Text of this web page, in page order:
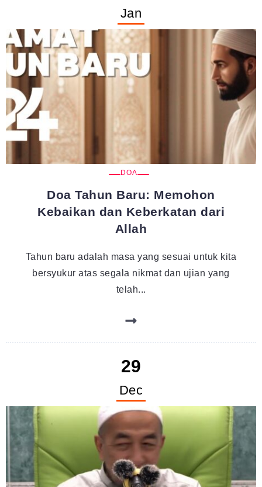
Jan
DOA
Doa Tahun Baru: Memohon
Kebaikan dan Keberkatan dari
Allah
Tahun baru adalah masa yang sesuai untuk kita
bersyukur atas segala nikmat dan ujian yang
telah...
29
Dec